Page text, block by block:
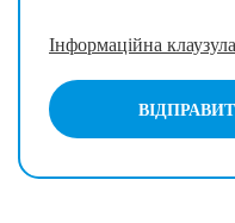
Інформаційна клаузула